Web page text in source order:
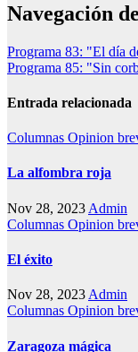
Navegación
Programa 83: "El día
Programa 85: "Sin
Entrada relacionada
Columnas Opinion
La alfombra roja
Nov 28, 2023 Admin
Columnas Opinion
El éxito
Nov 28, 2023 Admin
Columnas Opinion
Zaragoza mágica